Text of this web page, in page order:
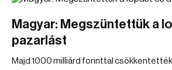
Magyar: Megszüntettük a
pazarlást
Majd 1000 milliárd forinttal csökkentették